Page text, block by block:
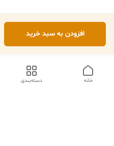
افزودن به سبد خرید
دسته‌بندی خانه